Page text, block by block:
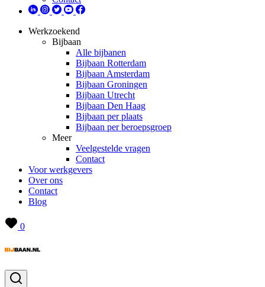
Werkzoekend
Bijbaan
Alle bijbanen
Bijbaan Rotterdam
Bijbaan Amsterdam
Bijbaan Groningen
Bijbaan Utrecht
Bijbaan Den Haag
Bijbaan per plaats
Bijbaan per beroepsgroep
Meer
Veelgestelde vragen
Contact
Voor werkgevers
Over ons
Contact
Blog
0